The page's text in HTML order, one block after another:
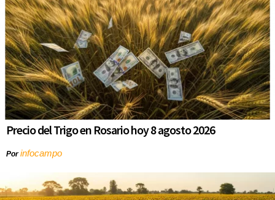
Precio del Trigo en Rosario hoy 8 agosto 2026
Porinfocampo